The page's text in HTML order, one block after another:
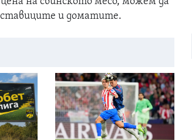
и доматите.